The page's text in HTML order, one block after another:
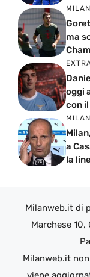
ma
oggi
con
a
la
Milanweb.it di
Marchese 10,
Milanweb.it